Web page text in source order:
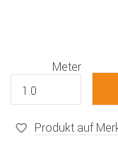
Meter
Produkt auf